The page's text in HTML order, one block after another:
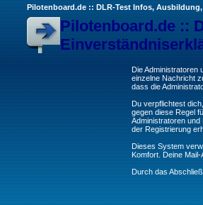
Pilotenboard.de :: DLR-Test Infos,
Pilotenboard.de ::
Die Administratoren
einzelne Nachricht
dass die
Du verpflichtest
gegen diese Regel
Administratoren
der Registrierung
Dieses System
Komfort. Deine
Durch das